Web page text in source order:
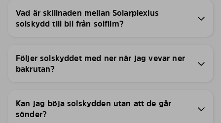
Vad är skillnaden mellan Solarplexius
solskydd till bil från solfilm?
Följer solskyddet med ner när jag vevar ner
bakrutan?
Kan jag böja solskydden utan att de går
sönder?